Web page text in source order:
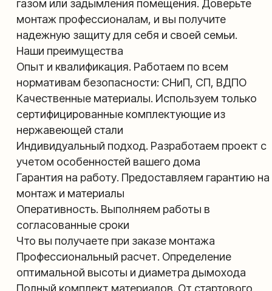
Качественные материалы. Используем только
сертифицированные комплектующие из
нержавеющей стали
Индивидуальный подход. Разработаем проект с
учетом особенностей вашего дома
Гарантия на работу. Предоставляем гарантию на
монтаж и материалы
Оперативность. Выполняем работы в
согласованные сроки
Что вы получаете при заказе монтажа
Профессиональный расчет. Определение
оптимальной высоты и диаметра дымохода
Полный комплект материалов. От стартового
элемента до защитного зонта
Точное соблюдение норм. Правильная высота
над кровлей, защита от конденсата,
искрогасители
Надежная фиксация. Установка креплений
каждые 2 метра
Герметичность системы. Тщательная обработка
всех соединений термостойким герметиком
Этапы монтажа
Консультация и замеры. Анализ особенностей
вашего помещения
Разработка проекта. Создание детальной схемы
монтажа